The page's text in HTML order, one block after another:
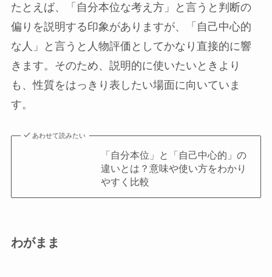
たとえば、「自分本位な考え方」と言うと判断の
偏りを説明する印象がありますが、「自己中心的
な人」と言うと人物評価としてかなり直接的に響
きます。そのため、説明的に使いたいときより
も、性質をはっきり表したい場面に向いていま
す。
あわせて読みたい
「自分本位」と「自己中心的」の
違いとは？意味や使い方をわかり
やすく比較
わがまま